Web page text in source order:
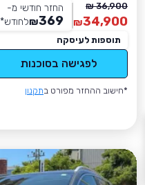
36,900 ₪
34,900
₪
החזר חודשי מ-
369
₪לחודש*
תוספות לעיסקה
לפגישה בסוכנות
*חישוב ההחזר מפורט בתקנון